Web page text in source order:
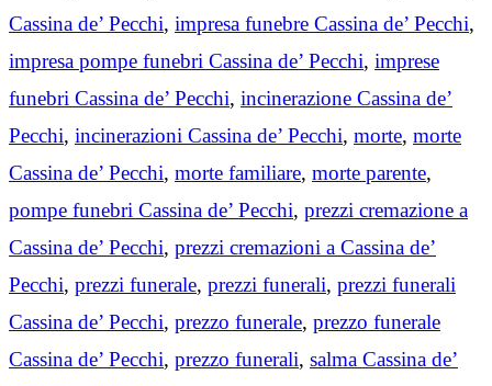
Cassina de’ Pecchi, impresa funebre Cassina de’ Pecchi,
impresa pompe funebri Cassina de’ Pecchi, imprese
funebri Cassina de’ Pecchi, incinerazione Cassina de’
Pecchi, incinerazioni Cassina de’ Pecchi, morte, morte
Cassina de’ Pecchi, morte familiare, morte parente,
pompe funebri Cassina de’ Pecchi, prezzi cremazione a
Cassina de’ Pecchi, prezzi cremazioni a Cassina de’
Pecchi, prezzi funerale, prezzi funerali, prezzi funerali
Cassina de’ Pecchi, prezzo funerale, prezzo funerale
Cassina de’ Pecchi, prezzo funerali, salma Cassina de’